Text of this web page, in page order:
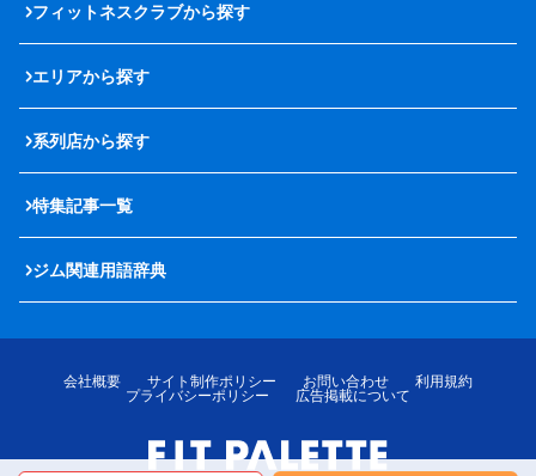
フィットネスクラブから探す
エリアから探す
系列店から探す
特集記事一覧
ジム関連用語辞典
会社概要 サイト制作ポリシー お問い合わせ
利用規約
プライバシーポリシー
広告掲載について